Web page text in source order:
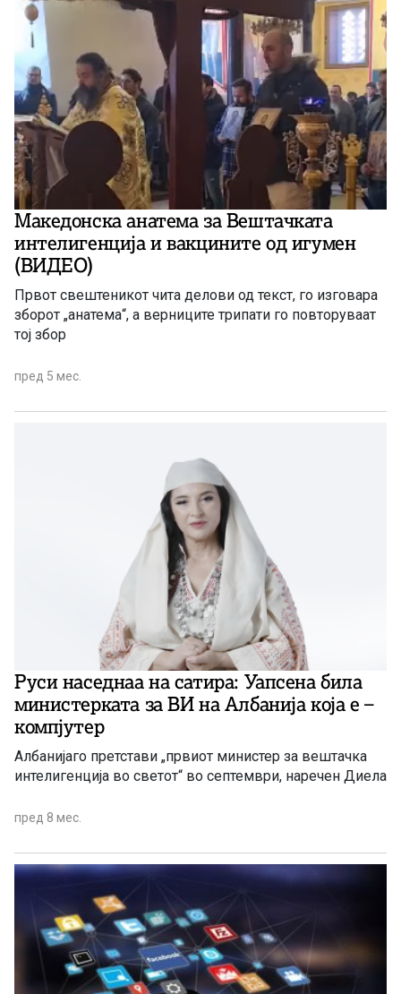
Македонска анатема за Вештачката
интелигенција и вакцините од игумен
(ВИДЕО)
Првот свештеникот чита делови од текст, го изговара
зборот „анатема“, а верниците трипати го повторуваат
тој збор
пред 5 мес.
Руси наседнаа на сатира: Уапсена била
министерката за ВИ на Албанија која е –
компјутер
Албанијаго претстави „првиот министер за вештачка
интелигенција во светот“ во септември, наречен Диела
пред 8 мес.